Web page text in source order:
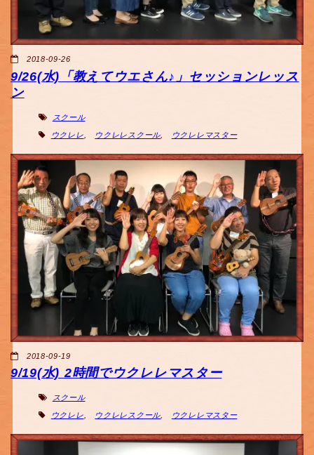
2018-09-26
9/26(水)「教えてウエさん♪」セッションレッス
ン
スクール
ウクレレ ウクレレスクール, ウクレレマスター
2018-09-19
9/19(水) 2時間でウクレレマスター
スクール
ウクレレ ウクレレスクール, ウクレレマスター